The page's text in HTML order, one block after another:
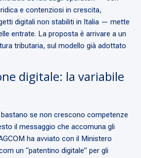
e contenziosi in crescita,
digitali non stabiliti in Italia — mette
entrate. La proposta è arrivare a un
tributaria, sul modello già adottato
digitale: la variabile
se non crescono competenze
il messaggio che accomuna gli
ha avviato con il Ministero
un “patentino digitale” per gli